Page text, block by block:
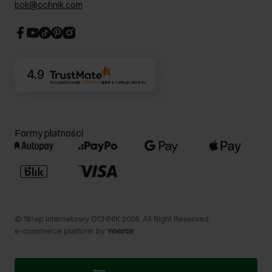
CSR
bok@ochnik.com
4.9
Na podstawie 356 612opinii z całego okresu
Formy płatności
© Sklep internetowy OCHNIK 2026 . All Right Reserved.
e-commerce platform by